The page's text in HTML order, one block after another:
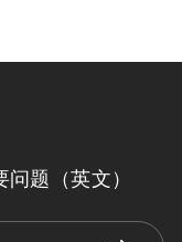
题（英文）